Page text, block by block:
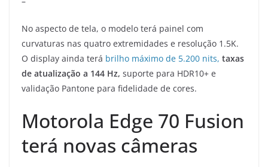
No aspecto de tela, o modelo terá painel com
curvaturas nas quatro extremidades e resolução 1.5K.
O display ainda terá brilho máximo de 5.200 nits, taxas
de atualização a 144 Hz, suporte para HDR10+ e
validação Pantone para fidelidade de cores.
Motorola Edge 70 Fusion
terá novas câmeras